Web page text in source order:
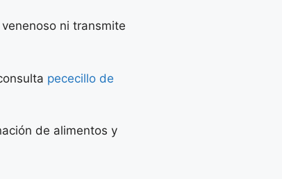
ni transmite
pececillo de
de alimentos y